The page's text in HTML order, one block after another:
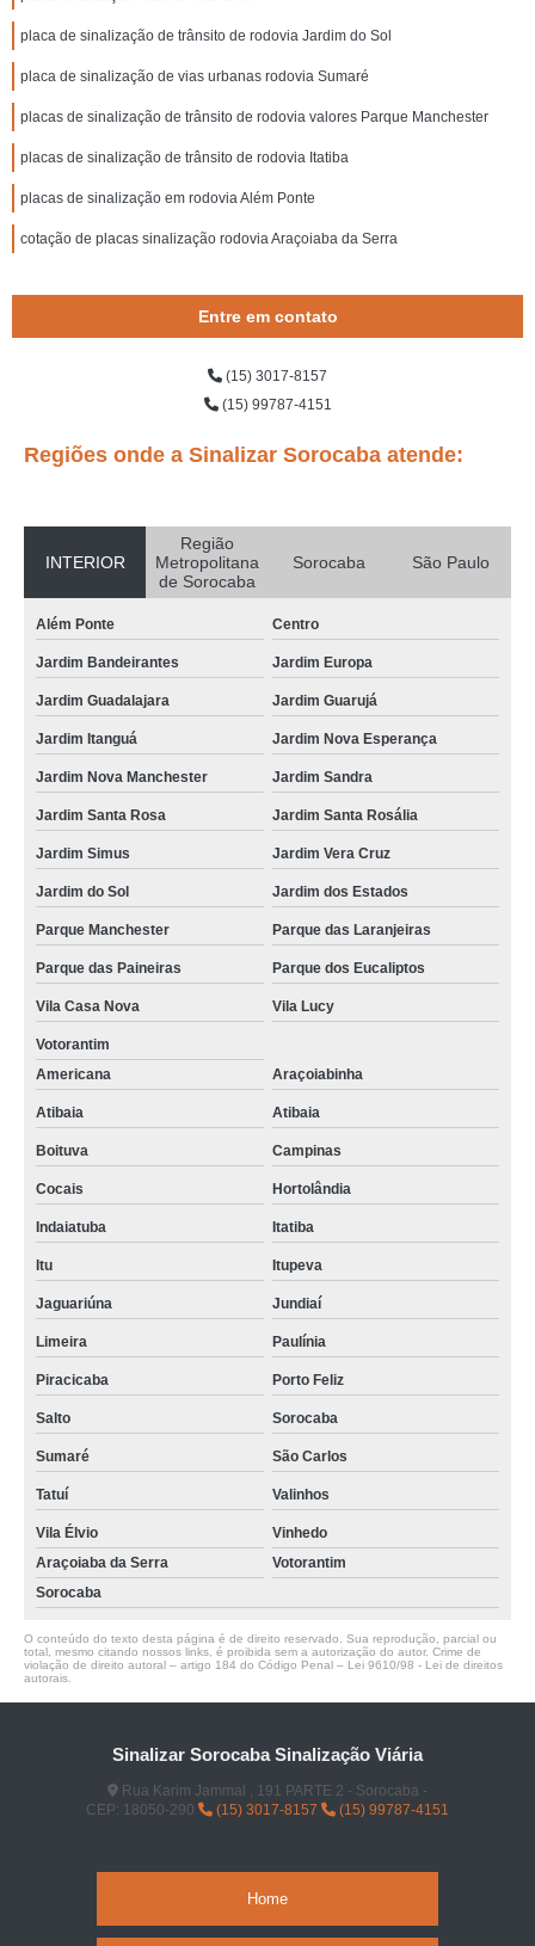
placa de sinalização de trânsito de rodovia Jardim do Sol
placa de sinalização de vias urbanas rodovia Sumaré
placas de sinalização de trânsito de rodovia valores Parque Manchester
placas de sinalização de trânsito de rodovia Itatiba
placas de sinalização em rodovia Além Ponte
cotação de placas sinalização rodovia Araçoiaba da Serra
Entre em contato
(15) 3017-8157
(15) 99787-4151
Regiões onde a Sinalizar Sorocaba atende:
INTERIOR
Região
Metropolitana
de Sorocaba
Sorocaba São Paulo
Além Ponte Centro
Jardim Bandeirantes Jardim Europa
Jardim Guadalajara Jardim Guarujá
Jardim Itanguá Jardim Nova Esperança
Jardim Nova Manchester Jardim Sandra
Jardim Santa Rosa Jardim Santa Rosália
Jardim Simus Jardim Vera Cruz
Jardim do Sol Jardim dos Estados
Parque Manchester Parque das Laranjeiras
Parque das Paineiras Parque dos Eucaliptos
Vila Casa Nova Vila Lucy
Votorantim
Americana
Araçoiabinha
Atibaia Atibaia
Boituva Campinas
Cocais Hortolândia
Indaiatuba Itatiba
Itu Itupeva
Jaguariúna Jundiaí
Limeira Paulínia
Piracicaba Porto Feliz
Salto Sorocaba
Sumaré São Carlos
Tatuí Valinhos
Vila Élvio
Vinhedo
Araçoiaba da Serra
Votorantim
Sorocaba
O conteúdo do texto desta página é de direito reservado. Sua reprodução, parcial ou
total, mesmo citando nossos links, é proibida sem a autorização do autor. Crime de
violação de direito autoral – artigo 184 do Código Penal – Lei 9610/98 - Lei de direitos
autorais
Sinalizar Sorocaba Sinalização Viária
Rua Karim Jammal , 191 PARTE 2 - Sorocaba -
CEP: 18050-290
(15) 3017-8157 (15) 99787-4151
Home